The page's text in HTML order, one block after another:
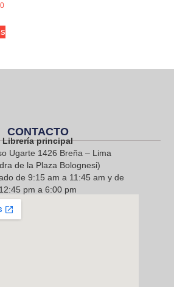
CONTACTO
Librería principal
Ugarte 1426 Breña – Lima
de la Plaza Bolognesi)
de 9:15 am a 11:45 am y de
12:45 pm a 6:00 pm
968 217 912